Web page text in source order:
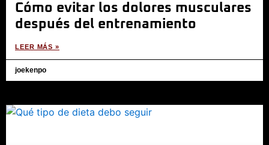
Cómo evitar los dolores musculares
después del entrenamiento
LEER MÁS »
joekenpo